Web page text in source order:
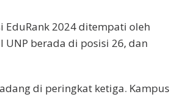
EduRank 2024 ditempati oleh
UNP berada di posisi 26, dan
di peringkat ketiga. Kampus